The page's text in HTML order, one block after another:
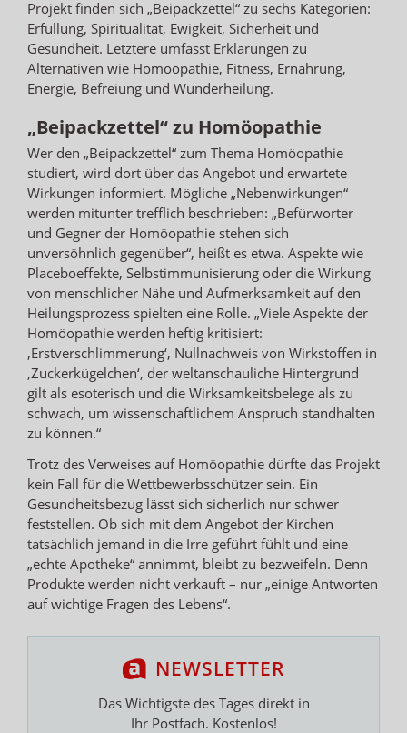
Projekt finden sich „Beipackzettel“ zu sechs Kategorien:
Erfüllung, Spiritualität, Ewigkeit, Sicherheit und
Gesundheit. Letztere umfasst Erklärungen zu
Alternativen wie Homöopathie, Fitness, Ernährung,
Energie, Befreiung und Wunderheilung.
„Beipackzettel“ zu Homöopathie
Wer den „Beipackzettel“ zum Thema Homöopathie
studiert, wird dort über das Angebot und erwartete
Wirkungen informiert. Mögliche „Nebenwirkungen“
werden mitunter trefflich beschrieben: „Befürworter
und Gegner der Homöopathie stehen sich
unversöhnlich gegenüber“, heißt es etwa. Aspekte wie
Placeboeffekte, Selbstimmunisierung oder die Wirkung
von menschlicher Nähe und Aufmerksamkeit auf den
Heilungsprozess spielten eine Rolle. „Viele Aspekte der
Homöopathie werden heftig kritisiert:
‚Erstverschlimmerung‘, Nullnachweis von Wirkstoffen in
‚Zuckerkügelchen‘, der weltanschauliche Hintergrund
gilt als esoterisch und die Wirksamkeitsbelege als zu
schwach, um wissenschaftlichem Anspruch standhalten
zu können.“
Trotz des Verweises auf Homöopathie dürfte das Projekt
kein Fall für die Wettbewerbsschützer sein. Ein
Gesundheitsbezug lässt sich sicherlich nur schwer
feststellen. Ob sich mit dem Angebot der Kirchen
tatsächlich jemand in die Irre geführt fühlt und eine
„echte Apotheke“ annimmt, bleibt zu bezweifeln. Denn
Produkte werden nicht verkauft – nur „einige Antworten
auf wichtige Fragen des Lebens“.
NEWSLETTER
Das Wichtigste des Tages direkt in
Ihr Postfach. Kostenlos!